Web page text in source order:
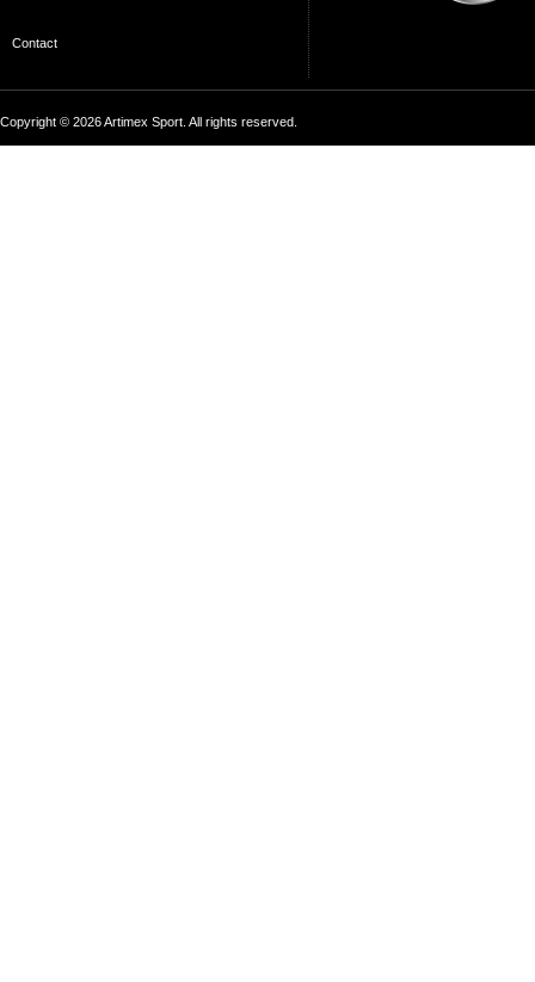
Contact
Copyright © 2026 Artimex Sport. All rights reserved.